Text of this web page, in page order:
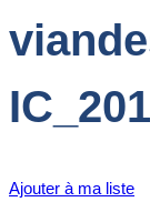
Ajouter à ma liste